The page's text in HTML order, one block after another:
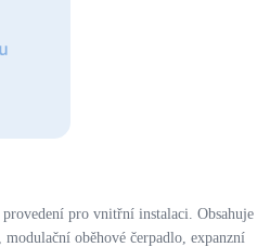
vytápění
služby
pro vnitřní instalaci. Obsahuje
oběhové čerpadlo, expanzní